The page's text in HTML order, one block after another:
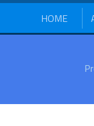
HOME